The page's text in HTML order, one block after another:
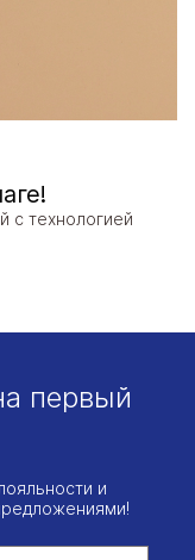
с технологией
первый
и